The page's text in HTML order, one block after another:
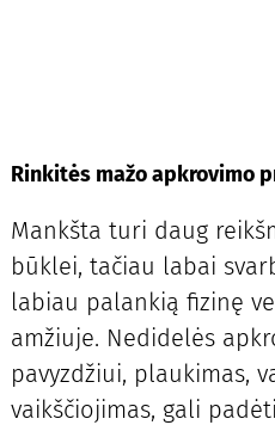
Rinkitės mažo apkrovimo
Mankšta turi daug
būklei, tačiau labai
labiau palankią fizinę
amžiuje. Nedidelės
pavyzdžiui, plaukimas,
vaikščiojimas, gali